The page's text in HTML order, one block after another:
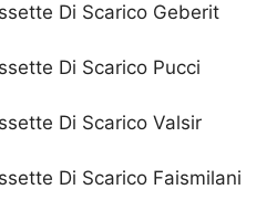
Di Scarico Geberit
Di Scarico Pucci
Di Scarico Valsir
Di Scarico Faismilani